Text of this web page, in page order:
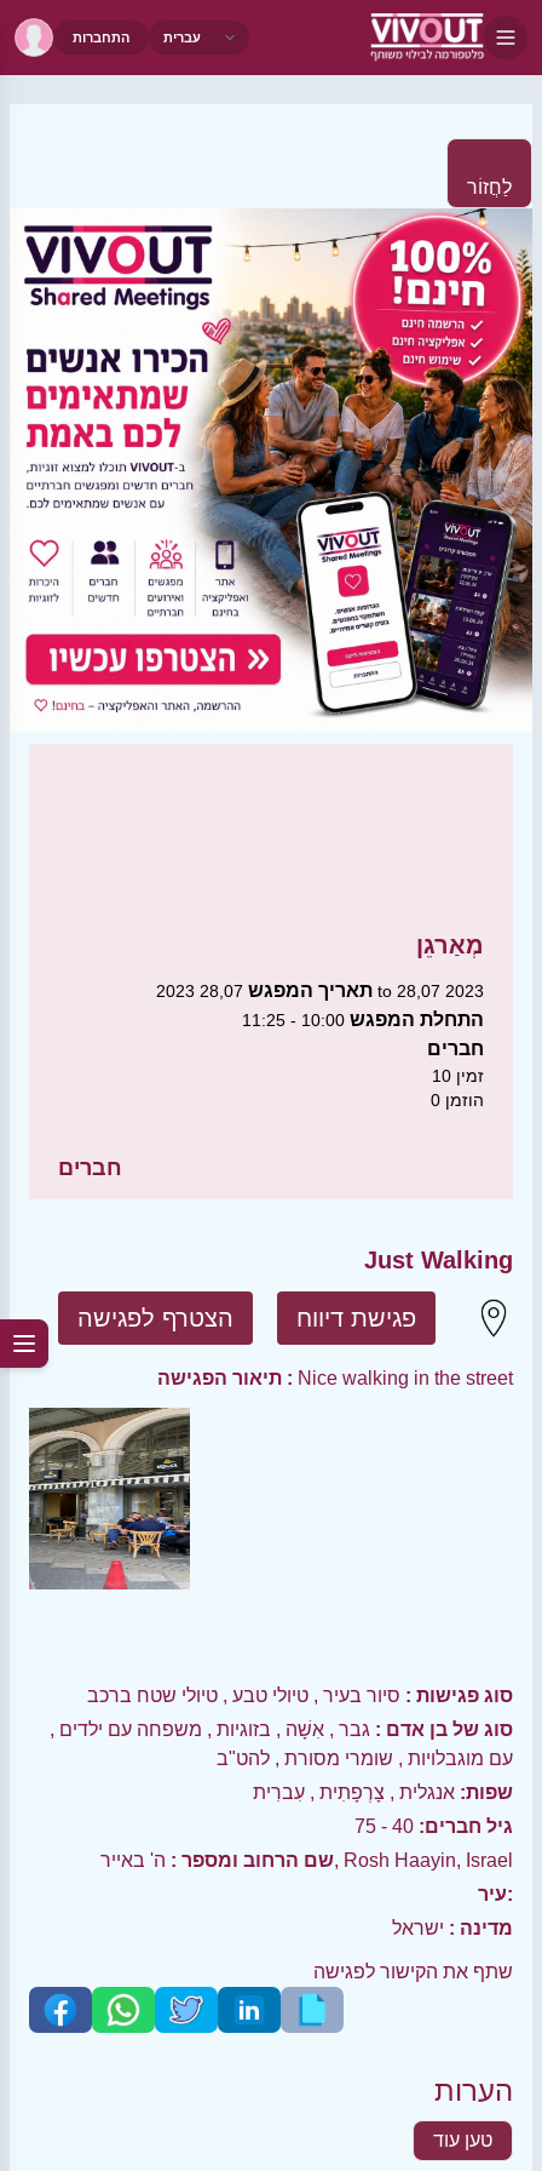
התחברות
לַחֲזוֹר
מְאַרגֵן
תאריך המפגש 28,07 2023 to 28,07 2023
התחלת המפגש 10:00 - 11:25
חברים
10 זמין
0 הוזמן
חברים
Just Walking
הצטרף לפגישה פגישת דיווח
תיאור הפגישה : Nice walking in the street
סוג פגישות : סיור בעיר , טיולי טבע , טיולי שטח ברכב
סוג של בן אדם : גבר , אִשָׁה , בזוגיות , משפחה עם ילדים ,
עם מוגבלויות , שומרי מסורת , להט"ב
שפות: אנגלית , צָרְפָתִית , עִברִית
גיל חברים: 40 - 75
שם הרחוב ומספר :ה' באייר, Rosh Haayin, Israel
עיר:
מדינה : ישראל
שתף את הקישור לפגישה
הערות
טען עוד